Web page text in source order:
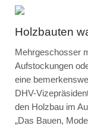
Holzbauten
Mehrgeschosser
Aufstockungen
eine
DHV-
den Holzbau im
„Das Bauen,